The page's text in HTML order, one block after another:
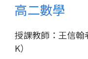
高二數學
授課教師：王信翰
K）